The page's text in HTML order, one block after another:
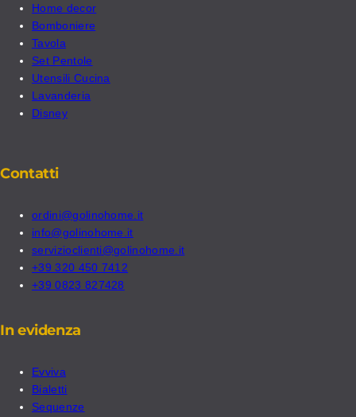
Home decor
Bomboniere
Tavola
Set Pentole
Utensili Cucina
Lavanderia
Disney
Contatti
ordini@golinohome.it
info@golinohome.it
servizioclienti@golinohome.it
+39 320 450 7412
+39 0823 827428
In evidenza
Evviva
Bialetti
Sequenze